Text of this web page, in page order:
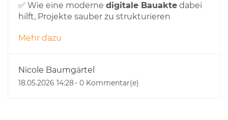
✅ Wie eine moderne digitale Bauakte dabei
hilft, Projekte sauber zu strukturieren
Mehr dazu
Nicole Baumgärtel
18.05.2026 14:28- 0 Kommentar(e)